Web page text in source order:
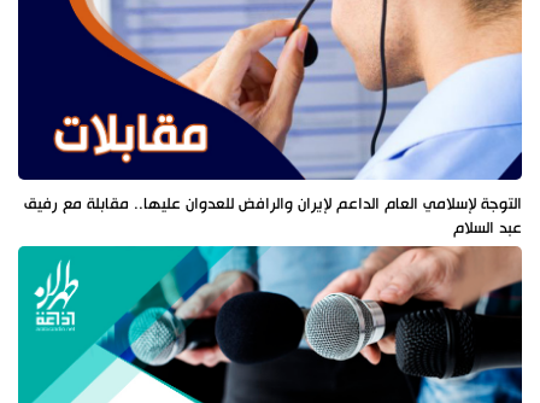
التوجة لإسلامي العام الداعم لإيران والرافض للعدوان عليها.. مقابلة مع رفيق
عبد السلام